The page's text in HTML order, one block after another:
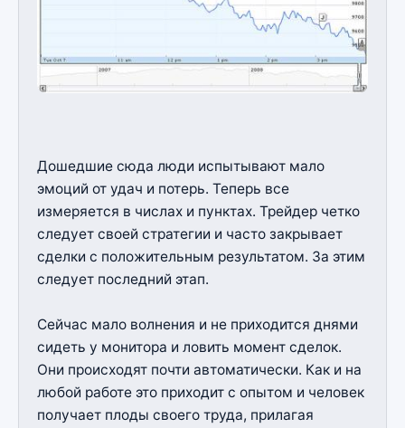
Дошедшие сюда люди испытывают мало
эмоций от удач и потерь. Теперь все
измеряется в числах и пунктах. Трейдер четко
следует своей стратегии и часто закрывает
сделки с положительным результатом. За этим
следует последний этап.
Сейчас мало волнения и не приходится днями
сидеть у монитора и ловить момент сделок.
Они происходят почти автоматически. Как и на
любой работе это приходит с опытом и человек
получает плоды своего труда, прилагая